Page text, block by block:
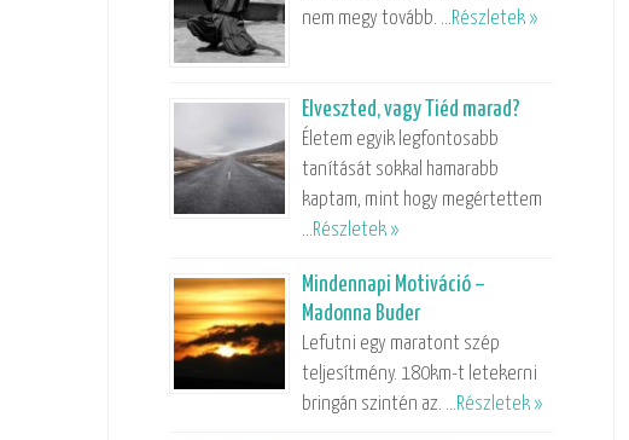
nem megy tovább. …Részletek »
Elveszted, vagy Tiéd marad?
Életem egyik legfontosabb
tanítását sokkal hamarabb
kaptam, mint hogy megértettem
…Részletek »
Mindennapi Motiváció –
Madonna Buder
Lefutni egy maratont szép
teljesítmény. 180km-t letekerni
bringán szintén az. …Részletek »